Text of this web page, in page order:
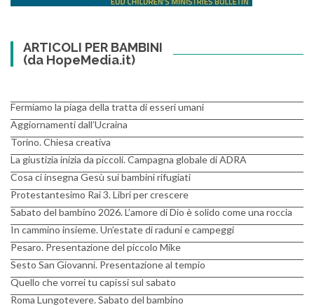
ARTICOLI PER BAMBINI
(da HopeMedia.it)
Fermiamo la piaga della tratta di esseri umani
Aggiornamenti dall’Ucraina
Torino. Chiesa creativa
La giustizia inizia da piccoli. Campagna globale di ADRA
Cosa ci insegna Gesù sui bambini rifugiati
Protestantesimo Rai 3. Libri per crescere
Sabato del bambino 2026. L’amore di Dio è solido come una roccia
In cammino insieme. Un’estate di raduni e campeggi
Pesaro. Presentazione del piccolo Mike
Sesto San Giovanni. Presentazione al tempio
Quello che vorrei tu capissi sul sabato
Roma Lungotevere. Sabato del bambino